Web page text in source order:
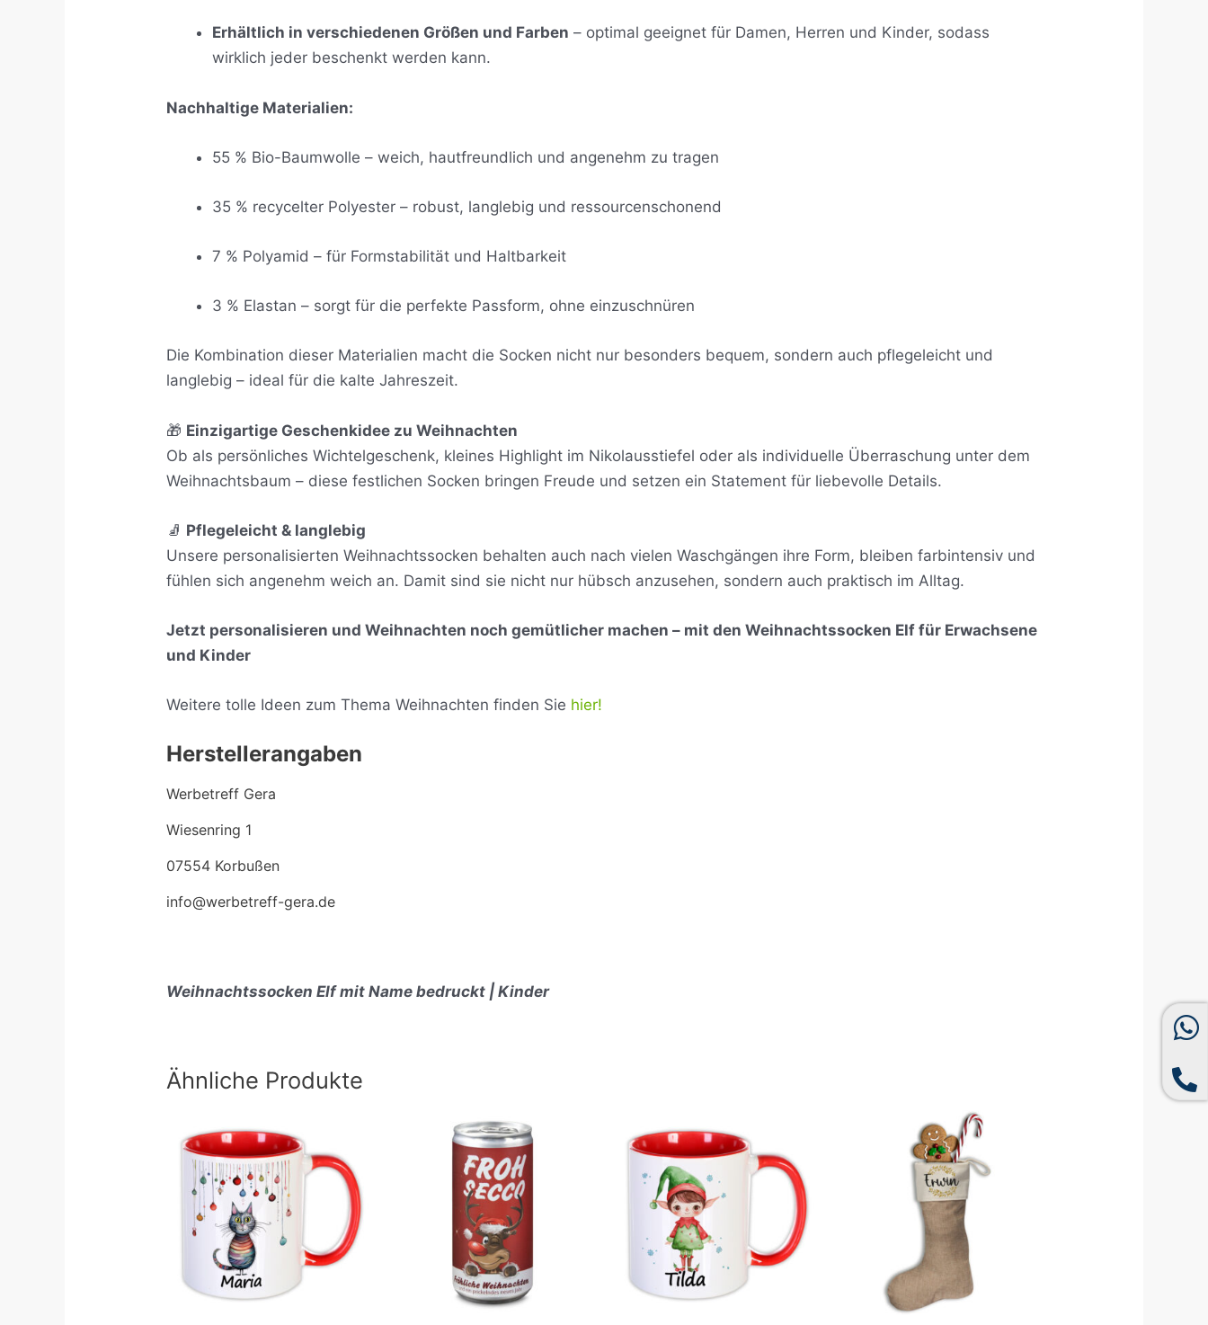
Erhältlich in verschiedenen Größen und Farben – optimal geeignet für Damen, Herren und Kinder, sodass
wirklich jeder beschenkt werden kann.
Nachhaltige Materialien:
55 % Bio-Baumwolle – weich, hautfreundlich und angenehm zu tragen
35 % recycelter Polyester – robust, langlebig und ressourcenschonend
7 % Polyamid – für Formstabilität und Haltbarkeit
3 % Elastan – sorgt für die perfekte Passform, ohne einzuschnüren
Die Kombination dieser Materialien macht die Socken nicht nur besonders bequem, sondern auch pflegeleicht und
langlebig – ideal für die kalte Jahreszeit.
🎁 Einzigartige Geschenkidee zu Weihnachten
Ob als persönliches Wichtelgeschenk, kleines Highlight im Nikolausstiefel oder als individuelle Überraschung unter dem
Weihnachtsbaum – diese festlichen Socken bringen Freude und setzen ein Statement für liebevolle Details.
🧦 Pflegeleicht & langlebig
Unsere personalisierten Weihnachtssocken behalten auch nach vielen Waschgängen ihre Form, bleiben farbintensiv und
fühlen sich angenehm weich an. Damit sind sie nicht nur hübsch anzusehen, sondern auch praktisch im Alltag.
Jetzt personalisieren und Weihnachten noch gemütlicher machen – mit den Weihnachtssocken Elf für Erwachsene
und Kinder
Weitere tolle Ideen zum Thema Weihnachten finden Sie hier!
Herstellerangaben
Werbetreff Gera
Wiesenring 1
07554 Korbußen
info@werbetreff-gera.de
Weihnachtssocken Elf mit Name bedruckt | Kinder
Ähnliche Produkte